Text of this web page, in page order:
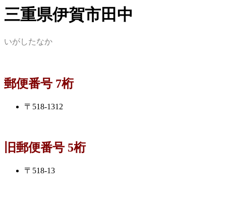
三重県伊賀市田中
いがしたなか
郵便番号 7桁
〒518-1312
旧郵便番号 5桁
〒518-13